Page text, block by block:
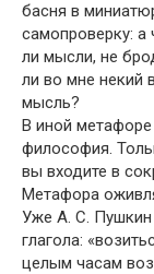
басня в
самопроверку: а
ли мысли, не
ли во мне некий
мысль?
В иной
философия.
вы входите в
Метафора
Уже А. С. Пушкин
глагола:
целым часам